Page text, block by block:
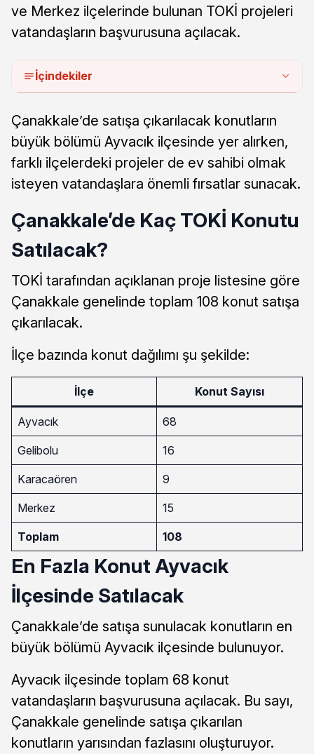
ve Merkez ilçelerinde bulunan TOKİ projeleri
vatandaşların başvurusuna açılacak.
İçindekiler
Çanakkale’de satışa çıkarılacak konutların
büyük bölümü Ayvacık ilçesinde yer alırken,
farklı ilçelerdeki projeler de ev sahibi olmak
isteyen vatandaşlara önemli fırsatlar sunacak.
Çanakkale’de Kaç TOKİ Konutu
Satılacak?
TOKİ tarafından açıklanan proje listesine göre
Çanakkale genelinde toplam 108 konut satışa
çıkarılacak.
İlçe bazında konut dağılımı şu şekilde:
İlçe Konut Sayısı
Ayvacık 68
Gelibolu 16
Karacaören 9
Merkez 15
Toplam 108
En Fazla Konut Ayvacık
İlçesinde Satılacak
Çanakkale’de satışa sunulacak konutların en
büyük bölümü Ayvacık ilçesinde bulunuyor.
Ayvacık ilçesinde toplam 68 konut
vatandaşların başvurusuna açılacak. Bu sayı,
Çanakkale genelinde satışa çıkarılan
konutların yarısından fazlasını oluşturuyor.